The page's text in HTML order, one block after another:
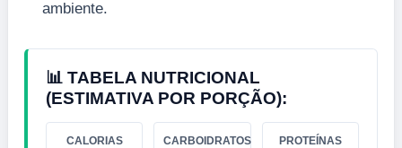
ambiente.
📊 TABELA NUTRICIONAL
(ESTIMATIVA POR PORÇÃO):
CALORIAS CARBOIDRATOS PROTEÍNAS